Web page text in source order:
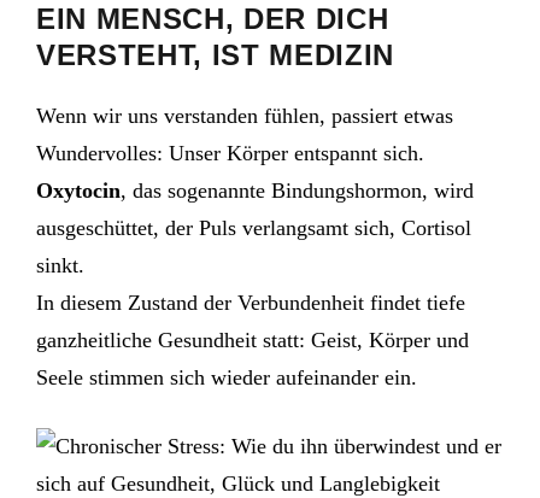
EIN MENSCH, DER DICH
VERSTEHT, IST MEDIZIN
Wenn wir uns verstanden fühlen, passiert etwas
Wundervolles: Unser Körper entspannt sich.
Oxytocin, das sogenannte Bindungshormon, wird
ausgeschüttet, der Puls verlangsamt sich, Cortisol
sinkt.
In diesem Zustand der Verbundenheit findet tiefe
ganzheitliche Gesundheit statt: Geist, Körper und
Seele stimmen sich wieder aufeinander ein.